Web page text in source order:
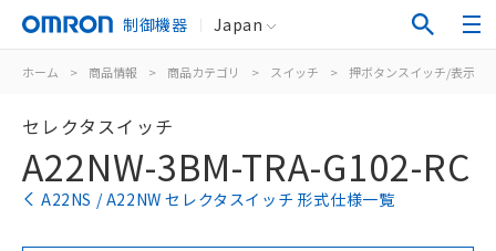
制御機器 Japan
ホーム > 商品情報 > 商品カテゴリ > スイッチ > 押ボタンスイッチ/表示灯
セレクタスイッチ
A22NW-3BM-TRA-G102-RC
A22NS / A22NW セレクタスイッチ 形式仕様一覧